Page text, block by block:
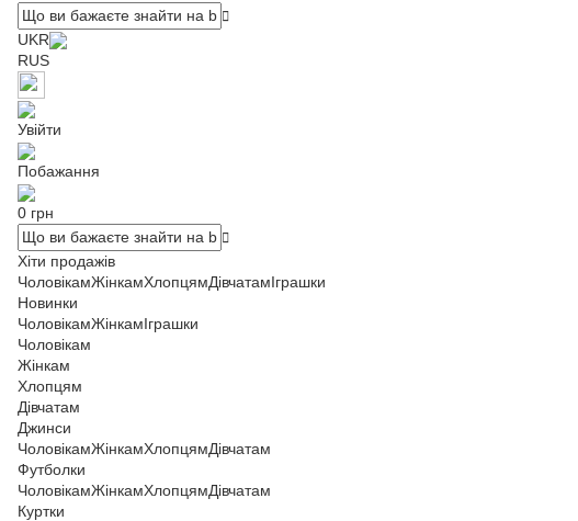
UKR
RUS
Увійти
Побажання
0 грн
Хіти продажів
ЧоловікамЖінкамХлопцямДівчатамІграшки
Новинки
ЧоловікамЖінкамІграшки
Чоловікам
Жінкам
Хлопцям
Дівчатам
Джинси
ЧоловікамЖінкамХлопцямДівчатам
Футболки
ЧоловікамЖінкамХлопцямДівчатам
Куртки